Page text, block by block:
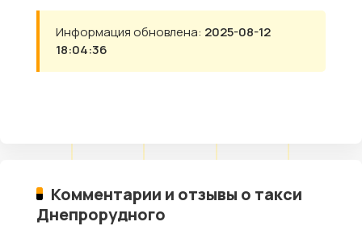
Информация обновлена: 2025-08-12
18:04:36
Комментарии и отзывы о такси
Днепрорудного